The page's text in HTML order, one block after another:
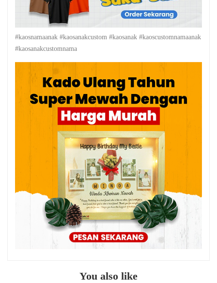
#kaosnamaanak #kaosanakcustom #kaosanak #kaoscustomnamaanak
#kaosanakcustomnama
You also like